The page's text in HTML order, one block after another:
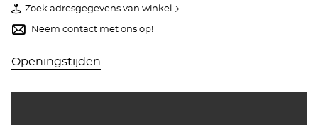
Zoek adresgegevens van winkel
van
Opticien
MONTLUÇON
Center
Neem contact met ons op!
Openingstijden